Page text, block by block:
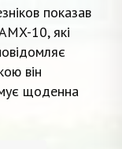
показав
10, які
він
щоденна